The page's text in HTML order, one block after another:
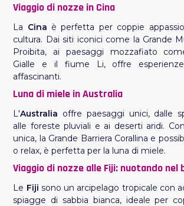
Viaggio di nozze in Cina
La Cina è perfetta per coppie
cultura. Dai siti iconici come la Grande
Proibita, ai paesaggi mozzafiato
Gialle e il fiume Li, offre
affascinanti.
Luna di miele in Australia
L'Australia offre paesaggi unici, dalle
alle foreste pluviali e ai deserti aridi.
unica, la Grande Barriera Corallina e
o relax, è perfetta per la luna di miele.
Viaggio di nozze alle Fiji: nuotando nel
Le Fiji sono un arcipelago tropicale con
spiagge di sabbia bianca, ideale per